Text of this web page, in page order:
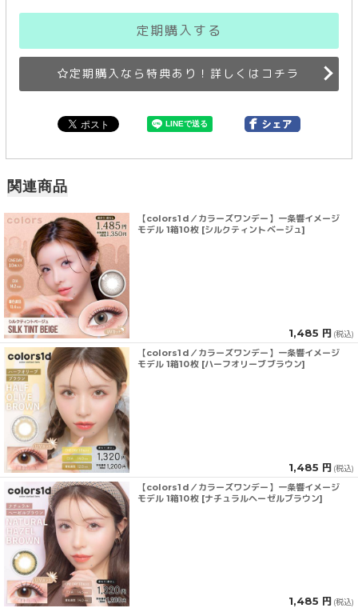
定期購入する
定期購入なら特典あり！詳しくはコチラ
関連商品
【colors1d／カラーズワンデー】一条響イメージ
モデル 1箱10枚 [シルクティントベージュ]
1,485 円 (税込)
【colors1d／カラーズワンデー】一条響イメージ
モデル 1箱10枚 [ハーフオリーブブラウン]
1,485 円 (税込)
【colors1d／カラーズワンデー】一条響イメージ
モデル 1箱10枚 [ナチュラルヘーゼルブラウン]
1,485 円 (税込)